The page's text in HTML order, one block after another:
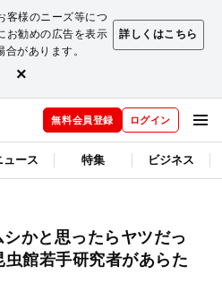
客様のニーズ等につ
お勧めの広告を表示
があります。
詳しくはこちら
×
無料会員登録 ログイン
ュース 特集 ビジネス
シかと思ったらヤツだっ
館若手研究者があらた